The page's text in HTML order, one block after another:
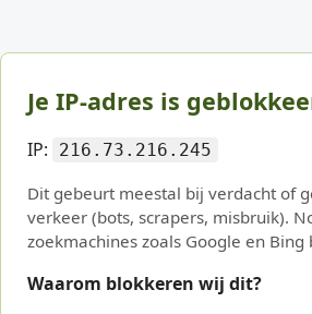
Je IP-adres is
IP: 216.73.216.245
Dit gebeurt meestal bij verdacht of
verkeer (bots, scrapers, misbruik).
zoekmachines zoals Google en
Waarom blokkeren wij dit?